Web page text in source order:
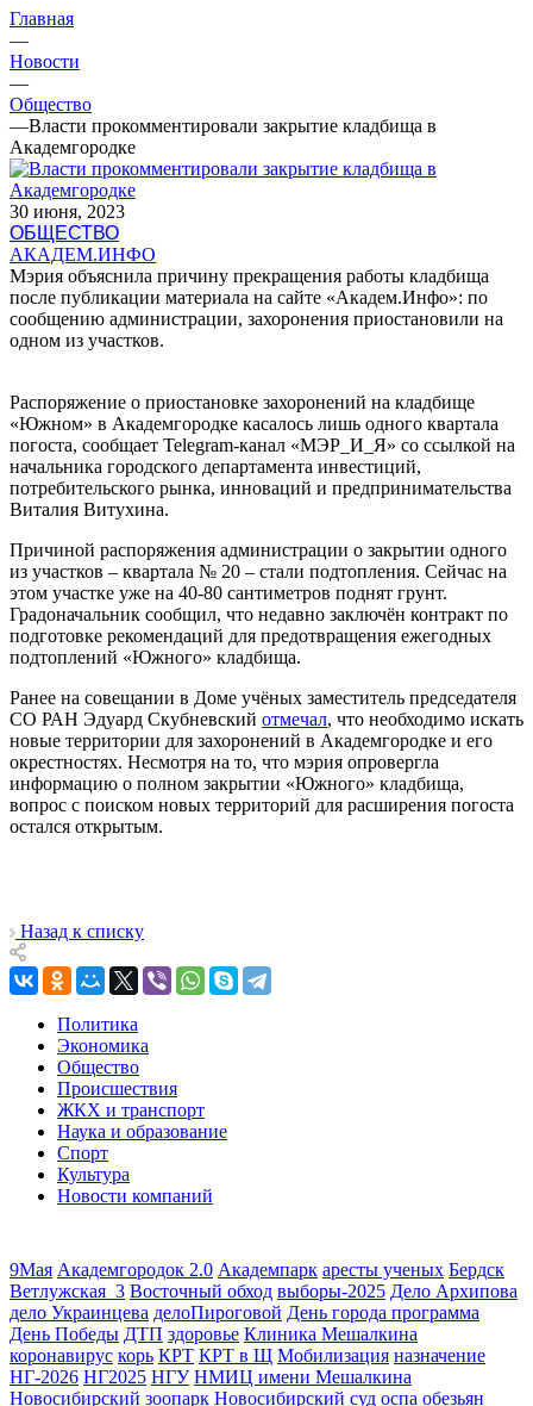
Главная
—
Новости
—
Общество
—Власти прокомментировали закрытие кладбища в
Академгородке
30 июня, 2023
ОБЩЕСТВО
АКАДЕМ.ИНФО
Мэрия объяснила причину прекращения работы кладбища
после публикации материала на сайте «Академ.Инфо»: по
сообщению администрации, захоронения приостановили на
одном из участков.
Распоряжение о приостановке захоронений на кладбище
«Южном» в Академгородке касалось лишь одного квартала
погоста, сообщает Telegram-канал «МЭР_И_Я» со ссылкой на
начальника городского департамента инвестиций,
потребительского рынка, инноваций и предпринимательства
Виталия Витухина.
Причиной распоряжения администрации о закрытии одного
из участков – квартала № 20 – стали подтопления. Сейчас на
этом участке уже на 40-80 сантиметров поднят грунт.
Градоначальник сообщил, что недавно заключён контракт по
подготовке рекомендаций для предотвращения ежегодных
подтоплений «Южного» кладбища.
Ранее на совещании в Доме учёных заместитель председателя
СО РАН Эдуард Скубневский отмечал, что необходимо искать
новые территории для захоронений в Академгородке и его
окрестностях. Несмотря на то, что мэрия опровергла
информацию о полном закрытии «Южного» кладбища,
вопрос с поиском новых территорий для расширения погоста
остался открытым.
Назад к списку
Политика
Экономика
Общество
Происшествия
ЖКХ и транспорт
Наука и образование
Спорт
Культура
Новости компаний
9Мая Академгородок 2.0 Академпарк аресты ученых Бердск
Ветлужская_3 Восточный обход выборы-2025 Дело Архипова
дело Украинцева делоПироговой День города программа
День Победы ДТП здоровье Клиника Мешалкина
коронавирус корь КРТ КРТ в Щ Мобилизация назначение
НГ-2026 НГ2025 НГУ НМИЦ имени Мешалкина
Новосибирский зоопарк Новосибирский суд оспа обезьян